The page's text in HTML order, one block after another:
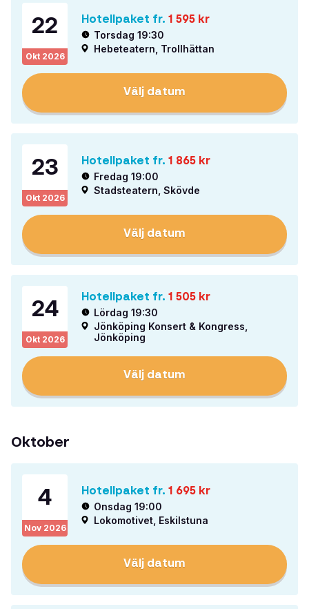
22
Okt 2026
Hotellpaket fr. 1 595 kr
Torsdag 19:30
Hebeteatern, Trollhättan
Välj datum
23
Okt 2026
Hotellpaket fr. 1 865 kr
Fredag 19:00
Stadsteatern, Skövde
Välj datum
24
Okt 2026
Hotellpaket fr. 1 505 kr
Lördag 19:30
Jönköping Konsert & Kongress,
Jönköping
Välj datum
Oktober
4
Nov 2026
Hotellpaket fr. 1 695 kr
Onsdag 19:00
Lokomotivet, Eskilstuna
Välj datum